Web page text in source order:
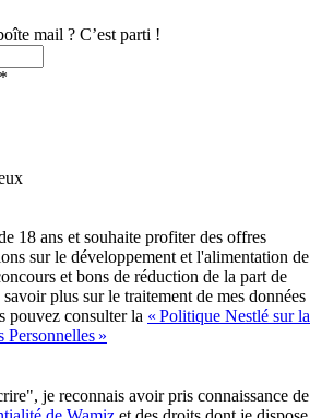
mail ? C’est parti !
18 ans et souhaite profiter des offres
sur le développement et l'alimentation de
et bons de réduction de la part de
plus sur le traitement de mes données
pouvez consulter la « Politique Nestlé sur la
Personnelles »
je reconnais avoir pris connaissance de